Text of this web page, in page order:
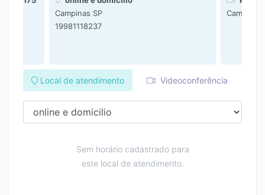
Campinas SP
19981118237
Campinas
Local de atendimento Videoconferência
Sem horário cadastrado para
este local de atendimento.